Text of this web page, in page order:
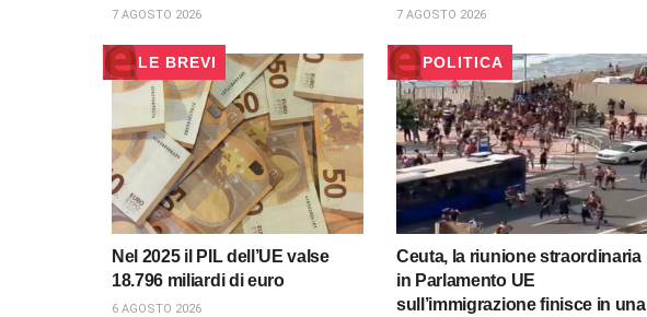
7 AGOSTO 2026 7 AGOSTO 2026
LE BREVI
Nel 2025 il PIL dell’UE valse
18.796 miliardi di euro
6 AGOSTO 2026
POLITICA
Ceuta, la riunione straordinaria
in Parlamento UE
sull’immigrazione finisce in una